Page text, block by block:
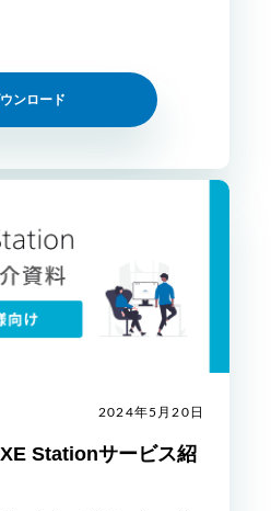
ンロード
2024年5月20日
Stationサービス紹